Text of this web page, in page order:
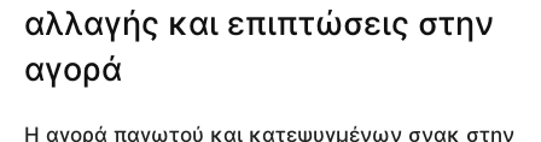
αλλαγής και επιπτώσεις στην
αγορά
Η αγορά παγωτού και κατεψυγμένων σνακ στην